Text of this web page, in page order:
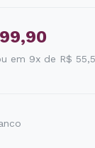
em 9x de R$